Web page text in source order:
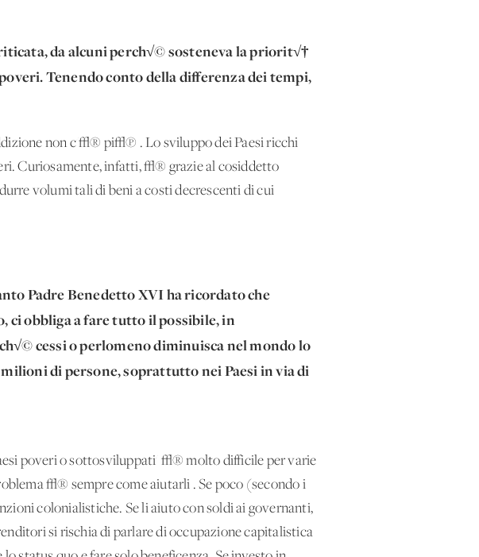
da alcuni perch√© sosteneva la priorit√†
Tenendo conto della differenza dei tempi,
non c'√® pi√π . Lo sviluppo dei Paesi ricchi
Curiosamente, infatti, √® grazie al cosiddetto
volumi tali di beni a costi decrescenti di cui
Padre Benedetto XVI ha ricordato che
ci obbliga a fare tutto il possibile, in
cessi o perlomeno diminuisca nel mondo lo
di persone, soprattutto nei Paesi in via di
poveri o sottosviluppati' √® molto difficile per varie
√® sempre come aiutarli . Se poco (secondo i
colonialistiche. Se li aiuto con soldi ai governanti,
si rischia di parlare di occupazione capitalistica